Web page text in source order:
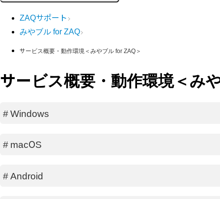
ZAQサポート
みやブル for ZAQ
サービス概要・動作環境＜みやブル for ZAQ＞
サービス概要・動作環境＜み
#Windows
#macOS
#Android